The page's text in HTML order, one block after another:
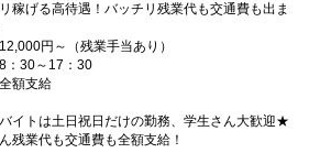
稼げる高待遇！バッチリ残業代も交通費も出ま
円～（残業手当あり）
：30～17：30
額支給
イトは土日祝日だけの勤務、学生さん大歓迎★
残業代も交通費も全額支給！